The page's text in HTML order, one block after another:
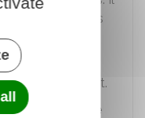
(prestations
en
du contrat.
la famille